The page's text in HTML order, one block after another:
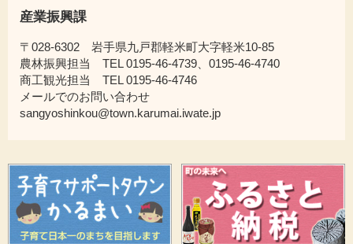
産業振興課
〒028-6302 岩手県九戸郡軽米町大字軽米10-85
農林振興担当 TEL 0195-46-4739、0195-46-4740
商工観光担当 TEL 0195-46-4746
メールでのお問い合わせ
sangyoshinkou@town.karumai.iwate.jp